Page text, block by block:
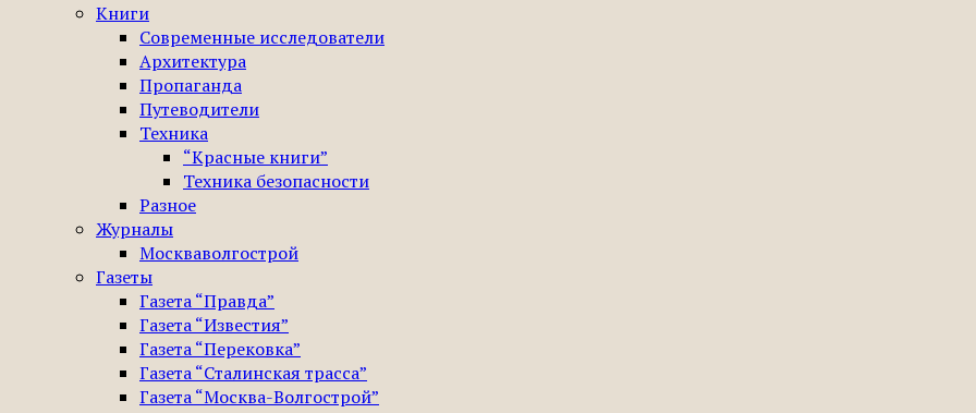
Книги
Современные исследователи
Архитектура
Пропаганда
Путеводители
Техника
“Красные книги”
Техника безопасности
Разное
Журналы
Москваволгострой
Газеты
Газета “Правда”
Газета “Известия”
Газета “Перековка”
Газета “Сталинская трасса”
Газета “Москва-Волгострой”